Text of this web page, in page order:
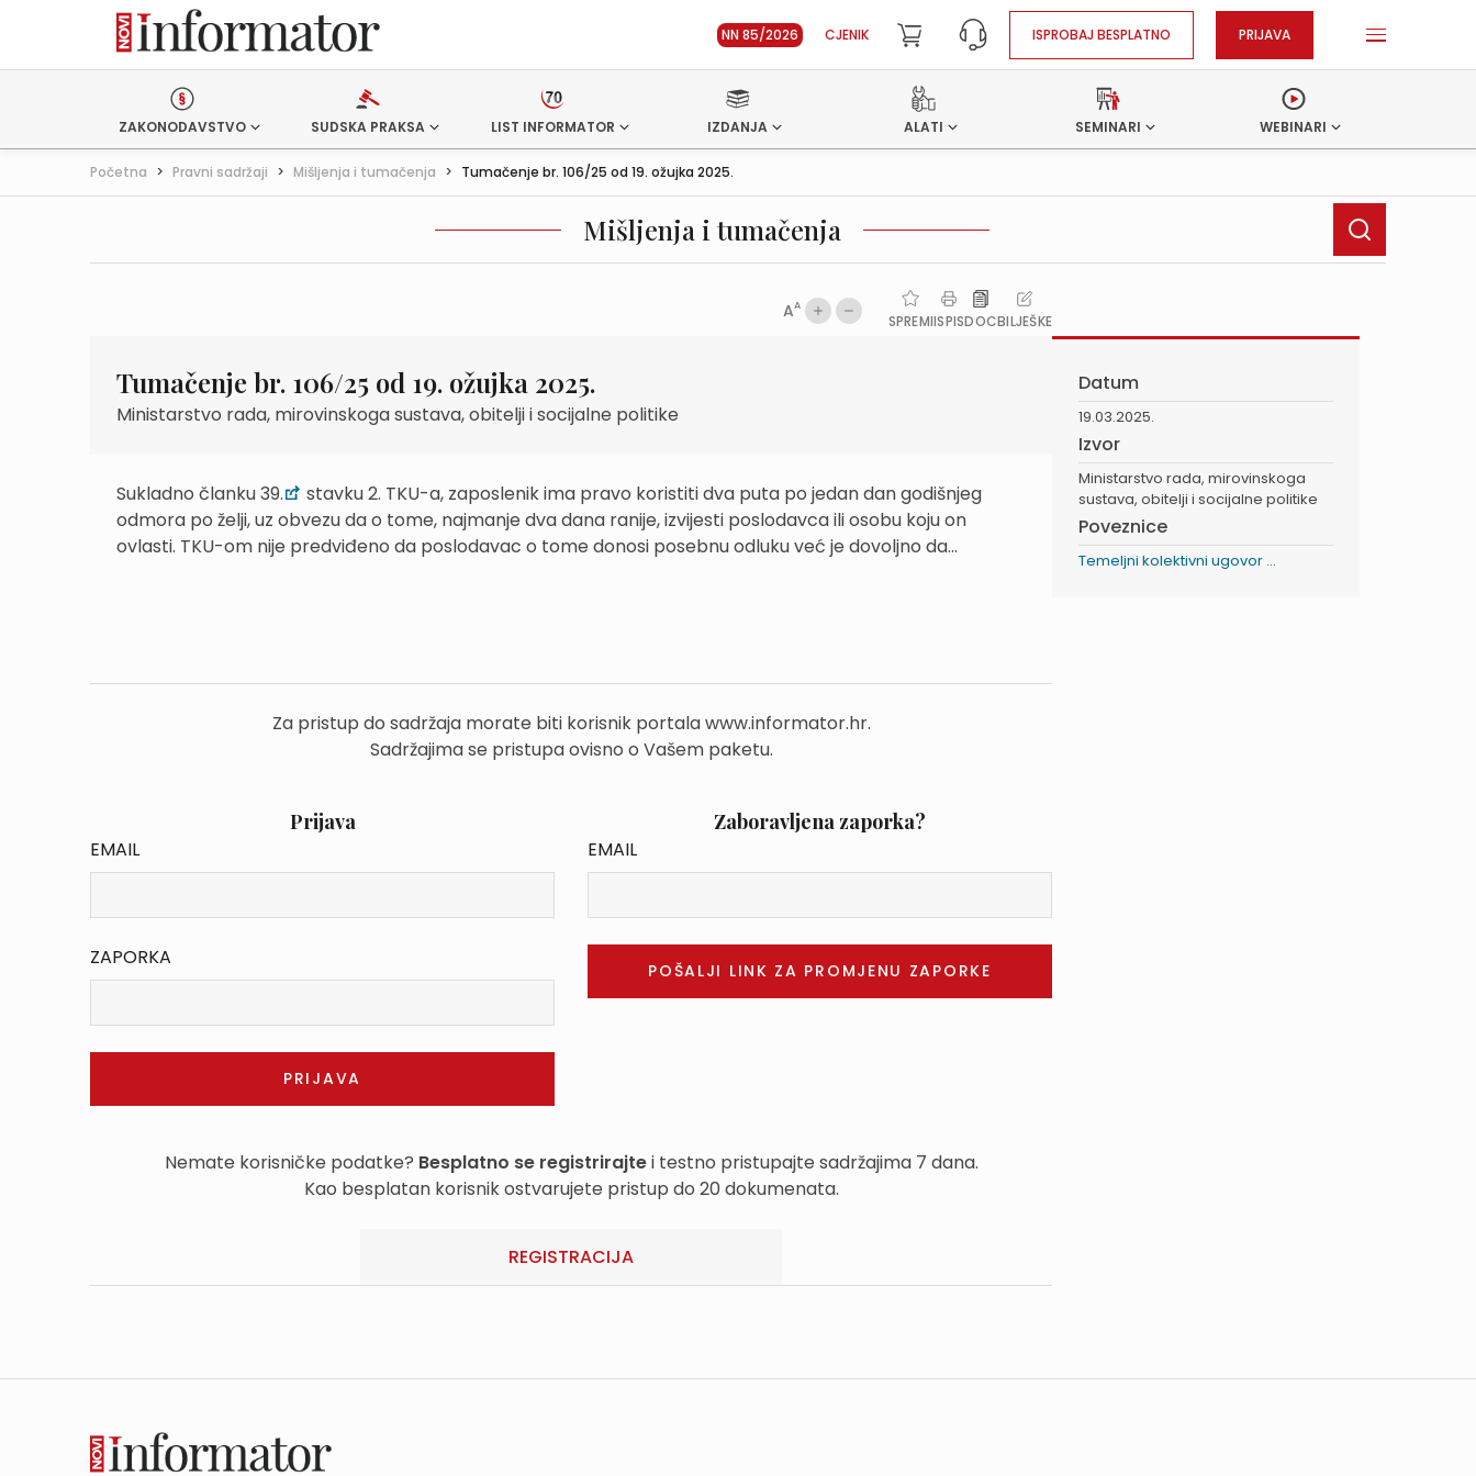
NN 85/2026 CJENIK ISPROBAJ BESPLATNO PRIJAVA
ZAKONODAVSTVO SUDSKA PRAKSA LIST INFORMATOR IZDANJA ALATI SEMINARI WEBINARI
Početna > Pravni sadržaji > Mišljenja i tumačenja > Tumačenje br. 106/25 od 19. ožujka 2025.
Mišljenja i tumačenja
AA
SPREMIISPISDOCBILJEŠKE
Tumačenje br. 106/25 od 19. ožujka 2025.
Ministarstvo rada, mirovinskoga sustava, obitelji i socijalne politike
Sukladno članku 39.
stavku 2. TKU-a, zaposlenik ima pravo koristiti dva puta po jedan dan godišnjeg
odmora po želji, uz obvezu da o tome, najmanje dva dana ranije, izvijesti poslodavca ili osobu koju on
ovlasti. TKU-om nije predviđeno da poslodavac o tome donosi posebnu odluku već je dovoljno da...
Za pristup do sadržaja morate biti korisnik portala www.informator.hr.
Sadržajima se pristupa ovisno o Vašem paketu.
Prijava
EMAIL
ZAPORKA
Zaboravljena zaporka?
EMAIL
Nemate korisničke podatke? Besplatno se registrirajtei testno pristupajte sadržajima 7 dana.
Kao besplatan korisnik ostvarujete pristup do 20 dokumenata.
REGISTRACIJA
Datum
19.03.2025.
Izvor
Ministarstvo rada, mirovinskoga
sustava, obitelji i socijalne politike
Poveznice
Temeljni kolektivni ugovor ...